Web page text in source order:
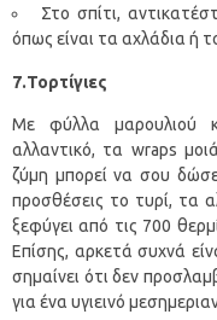
Στο σπίτι,
όπως είναι τα αχλάδια ή
7.Τορτίγιες
Με φύλλα μαρουλιού
αλλαντικό, τα wraps
ζύμη μπορεί να σου
προσθέσεις το τυρί, τα
ξεφύγει από τις 700
Επίσης, αρκετά συχνά
σημαίνει ότι δεν
για ένα υγιεινό